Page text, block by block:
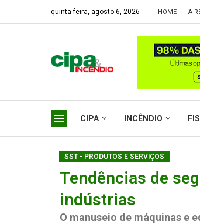
quinta-feira, agosto 6, 2026 HOME A
CIPA INCÊNDIO
SST - PRODUTOS E SERVIÇOS
Tendências de
indústrias
O manuseio de máquinas e